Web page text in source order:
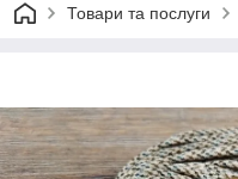
Товари та послуги